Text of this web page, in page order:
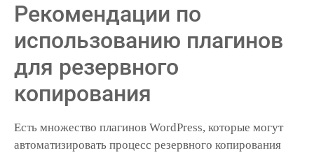
Рекомендации по
использованию плагинов
для резервного
копирования
Есть множество плагинов WordPress, которые могут
автоматизировать процесс резервного копирования